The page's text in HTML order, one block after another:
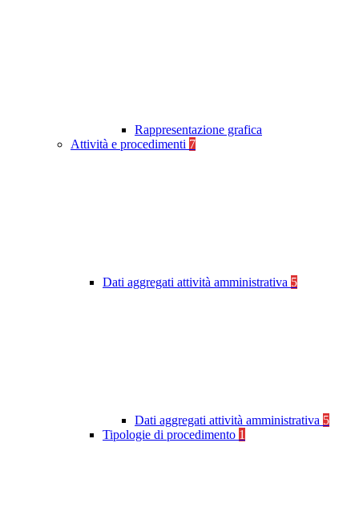
Rappresentazione grafica
Attività e procedimenti 7
Dati aggregati attività amministrativa 5
Dati aggregati attività amministrativa 5
Tipologie di procedimento 1